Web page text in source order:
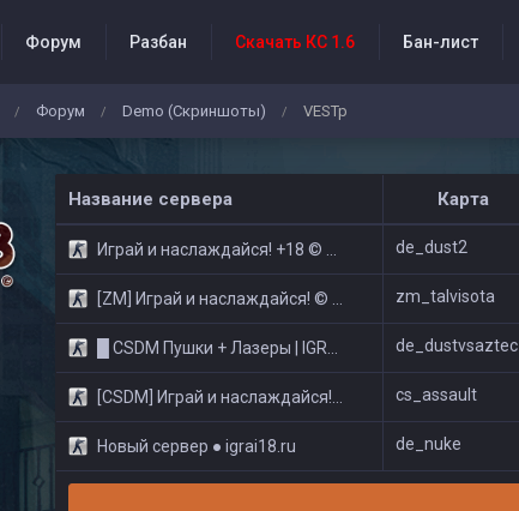
Форум Разбан Скачать КС 1.6 Бан-лист
События проекта
/ Форум / Demo (Скриншоты) / VESTp
Название сервера Карта
Играй и наслаждайся! +18 © Public de_dust2
[ZM] Играй и наслаждайся! © Zombie Show zm_talvisota
█ CSDM Пушки + Лазеры | IGRAI18.RU ツ █ de_dustvsaztec
[CSDM] Играй и наслаждайся! © Classic cs_assault
Новый сервер ● igrai18.ru de_nuke